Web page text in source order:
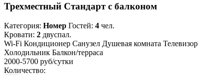
Трехместный Стандарт с балконом
Категория: Номер Гостей: 4 чел.
Кровати: 2 двуспал.
Wi-Fi Кондиционер Санузел Душевая комната Телевизор
Холодильник Балкон/терраса
2000-5700 руб/сутки
Количество: